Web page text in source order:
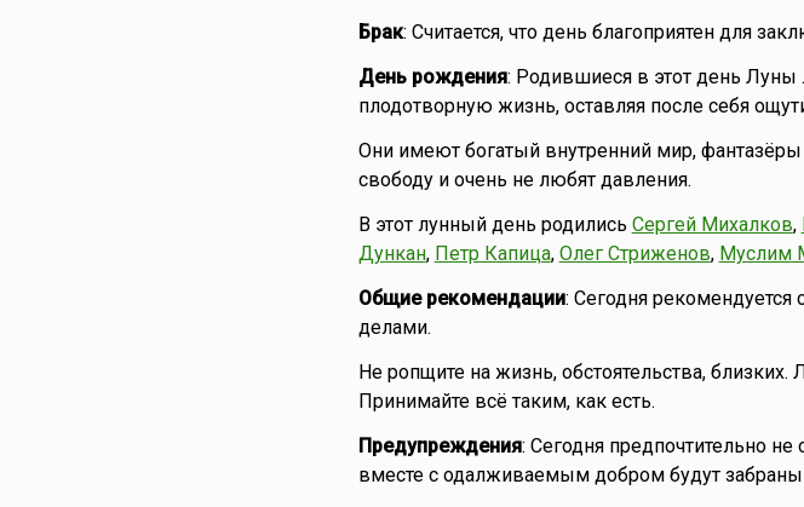
Брак: Считается, что день благоприятен для
День рождения: Родившиеся в этот день
плодотворную жизнь, оставляя после себя
Они имеют богатый внутренний мир,
свободу и очень не любят давления.
В этот лунный день родились Сергей Михалков,
Дункан, Петр Капица, Олег Стриженов, Муслим
Общие рекомендации: Сегодня
делами.
Не ропщите на жизнь, обстоятельства,
Принимайте всё таким, как есть.
Предупреждения: Сегодня предпочтительно
вместе с одалживаемым добром будут забраны